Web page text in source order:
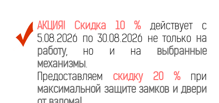
АКЦИЯ! Скидка 10 % действует с
5.08.2026 по 30.08.2026 не только на
работу, но и на выбранные
механизмы.
Предоставляем скидку 20 % при
максимальной защите замков и двери